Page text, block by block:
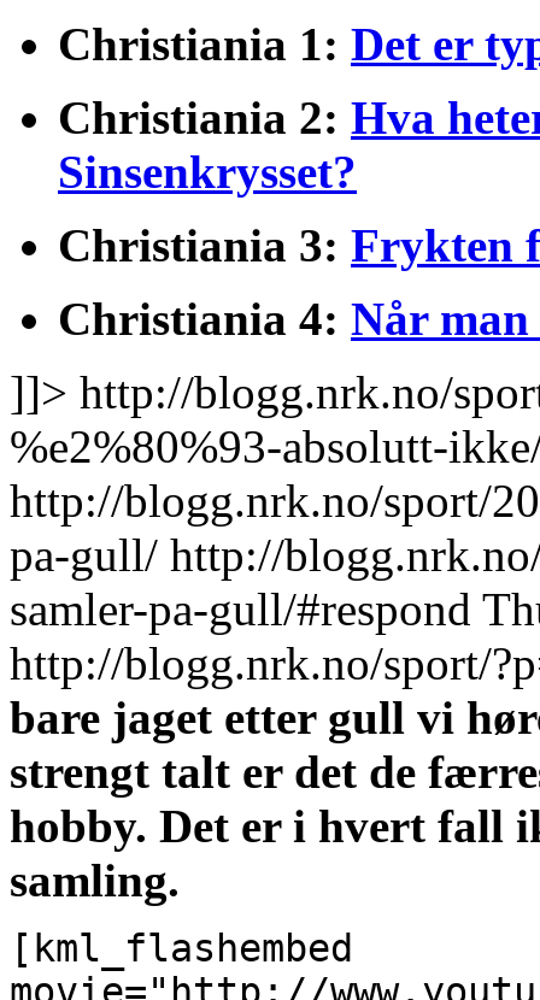
Christiania 1: Det er
Christiania 2: Hva
Sinsenkrysset?
Christiania 3: Frykten
Christiania 4: Når
]]> http://blogg.nrk.no/
%e2%80%93-absolutt-
http://blogg.nrk.no/sport/
pa-gull/ http://
samler-pa-gull/#respond
http://blogg.nrk.no/sport/
bare jaget etter gull vi
strengt talt er det de
hobby. Det er i hvert fall
samling.
[kml_flashembed